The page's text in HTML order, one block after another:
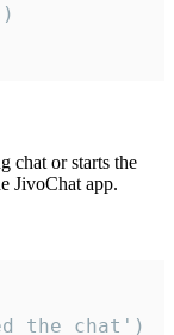
chat or starts the
JivoChat app.